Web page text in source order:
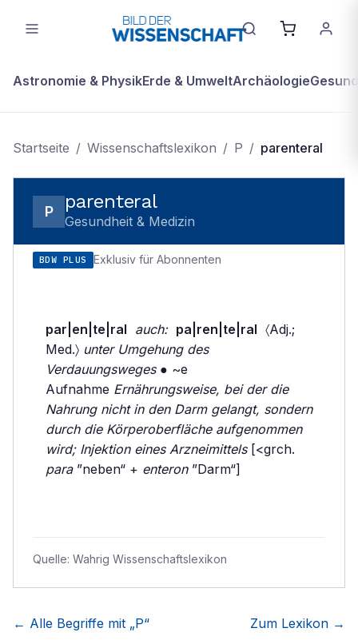
Astronomie & PhysikErde & UmweltArchäologie
Startseite / Wissenschaftslexikon / P / parenteral
P parenteral
Gesundheit & Medizin
BDW PLUS Exklusiv für Abonnenten
par|en|te|ral auch: pa|ren|te|ral 〈Adj.;
Med.〉 unter Umgehung des
Verdauungsweges● ~e
Aufnahme Ernährungsweise, bei der die
Nahrung nicht in den Darm gelangt, sondern
durch die Körperoberfläche aufgenommen
wird; Injektion eines Arzneimittels[<grch.
para”neben“ + enteron”Darm“]
Quelle: Wahrig Wissenschaftslexikon
← Alle Begriffe mit „P“ Zum Lexikon →